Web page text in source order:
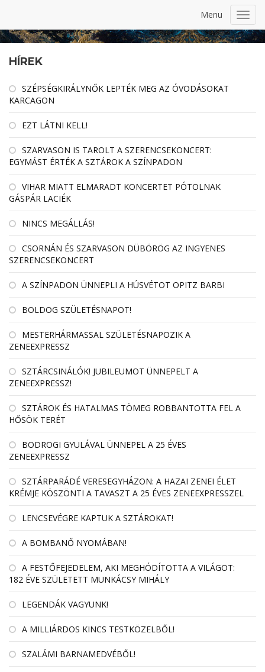
Menu
HÍREK
SZÉPSÉGKIRÁLYNŐK LEPTÉK MEG AZ ÓVODÁSOKAT
KARCAGON
EZT LÁTNI KELL!
SZARVASON IS TAROLT A SZERENCSEKONCERT:
EGYMÁST ÉRTÉK A SZTÁROK A SZÍNPADON
VIHAR MIATT ELMARADT KONCERTET PÓTOLNAK
GÁSPÁR LACIÉK
NINCS MEGÁLLÁS!
CSORNÁN ÉS SZARVASON DÜBÖRÖG AZ INGYENES
SZERENCSEKONCERT
A SZÍNPADON ÜNNEPLI A HÚSVÉTOT OPITZ BARBI
BOLDOG SZÜLETÉSNAPOT!
MESTERHÁRMASSAL SZÜLETÉSNAPOZIK A
ZENEEXPRESSZ
SZTÁRCSINÁLÓK! JUBILEUMOT ÜNNEPELT A
ZENEEXPRESSZ!
SZTÁROK ÉS HATALMAS TÖMEG ROBBANTOTTA FEL A
HŐSÖK TERÉT
BODROGI GYULÁVAL ÜNNEPEL A 25 ÉVES
ZENEEXPRESSZ
SZTÁRPARÁDÉ VERESEGYHÁZON: A HAZAI ZENEI ÉLET
KRÉMJE KÖSZÖNTI A TAVASZT A 25 ÉVES ZENEEXPRESSZEL
LENCSEVÉGRE KAPTUK A SZTÁROKAT!
A BOMBANŐ NYOMÁBAN!
A FESTŐFEJEDELEM, AKI MEGHÓDÍTOTTA A VILÁGOT:
182 ÉVE SZÜLETETT MUNKÁCSY MIHÁLY
LEGENDÁK VAGYUNK!
A MILLIÁRDOS KINCS TESTKÖZELBŐL!
SZALÁMI BARNAMEDVÉBŐL!